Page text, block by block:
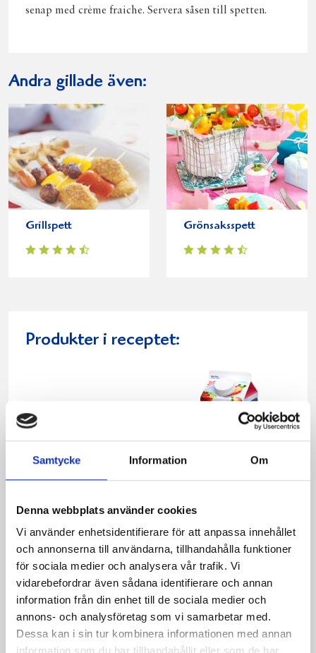
Samtycke Information Om
Denna webbplats använder cookies
Vi använder enhetsidentifierare för att anpassa innehållet
och annonserna till användarna, tillhandahålla funktioner
för sociala medier och analysera vår trafik. Vi
vidarebefordrar även sådana identifierare och annan
information från din enhet till de sociala medier och
annons- och analysföretag som vi samarbetar med.
Dessa kan i sin tur kombinera informationen med annan
senap med crème fraiche. Servera såsen till spetten.
Andra gillade även:
Grillspett Grönsaksspett
Produkter i receptet: